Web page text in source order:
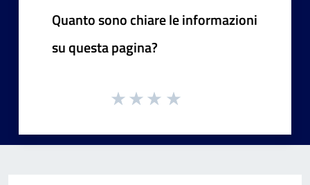
Quanto sono chiare le informazioni
su questa pagina?